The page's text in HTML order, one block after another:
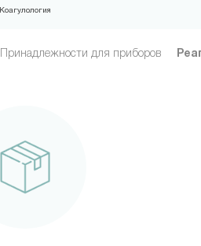
Коагулология
Принадлежности для приборов